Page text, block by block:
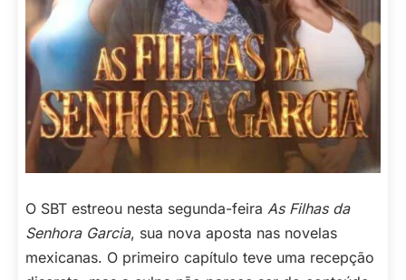
O SBT estreou nesta segunda-feira As Filhas da
Senhora Garcia, sua nova aposta nas novelas
mexicanas. O primeiro capítulo teve uma recepção